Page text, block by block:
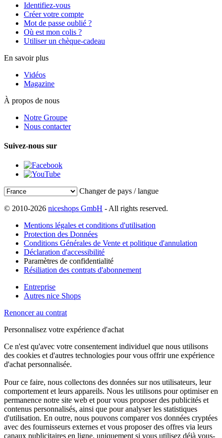
Identifiez-vous
Créer votre compte
Mot de passe oublié ?
Où est mon colis ?
Utiliser un chèque-cadeau
En savoir plus
Vidéos
Magazine
À propos de nous
Notre Groupe
Nous contacter
Suivez-nous sur
Changer de pays / langue
© 2010-2026 niceshops GmbH - All rights reserved.
Mentions légales et conditions d'utilisation
Protection des Données
Conditions Générales de Vente et politique d'annulation
Déclaration d'accessibilité
Paramètres de confidentialité
Résiliation des contrats d'abonnement
Entreprise
Autres nice Shops
Renoncer au contrat
Personnalisez votre expérience d'achat
Ce n'est qu'avec votre consentement individuel que nous utilisons
des cookies et d'autres technologies pour vous offrir une expérience
d'achat personnalisée.
Pour ce faire, nous collectons des données sur nos utilisateurs, leur
comportement et leurs appareils. Nous les utilisons pour optimiser en
permanence notre site web et pour vous proposer des publicités et
contenus personnalisés, ainsi que pour analyser les statistiques
d'utilisation. En outre, nous pouvons comparer vos données cryptées
avec des fournisseurs externes et vous proposer des offres via leurs
canaux publicitaires en ligne, uniquement si vous utilisez déjà vous-